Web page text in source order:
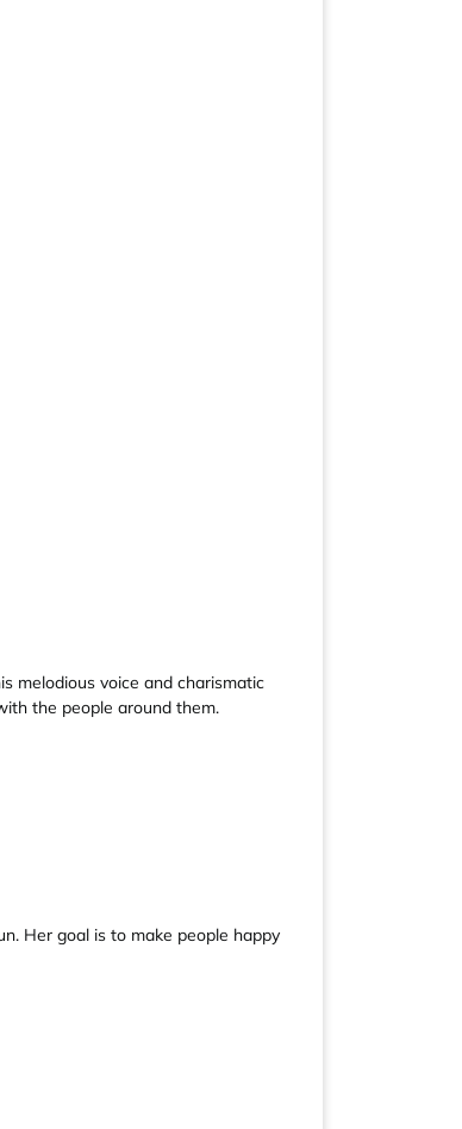
melodious voice and charismatic
the people around them.
Her goal is to make people happy